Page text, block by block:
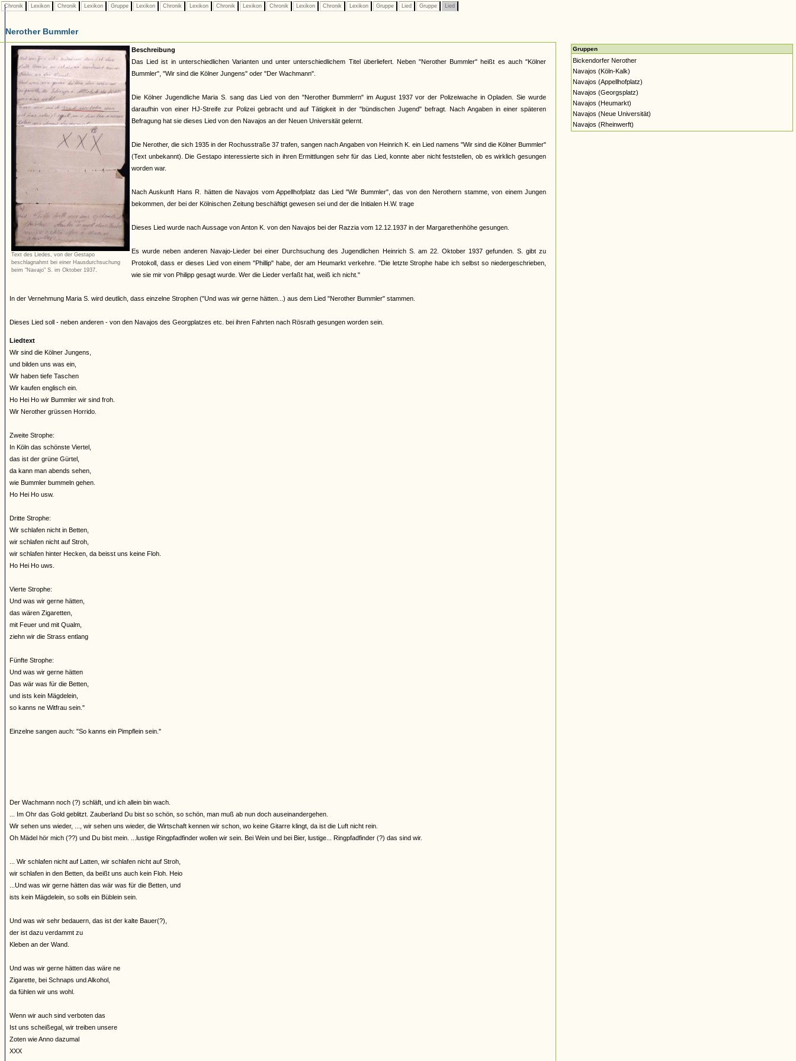
Chronik Lexikon Chronik Lexikon Gruppe Lexikon Chronik Lexikon Chronik Lexikon Chronik Lexikon Chronik Lexikon Gruppe Lied Gruppe Lied
Nerother Bummler
Text des Liedes, von der Gestapo
beschlagnahmt bei einer Hausdurchsuchung
beim "Navajo" S. im Oktober 1937.
Beschreibung
Das Lied ist in unterschiedlichen Varianten und unter unterschiedlichem Titel überliefert. Neben "Nerother Bummler" heißt es auch "Kölner
Bummler", "Wir sind die Kölner Jungens" oder "Der Wachmann".
Die Kölner Jugendliche Maria S. sang das Lied von den "Nerother Bummlern" im August 1937 vor der Polizeiwache in Opladen. Sie wurde
daraufhin von einer HJ-Streife zur Polizei gebracht und auf Tätigkeit in der "bündischen Jugend" befragt. Nach Angaben in einer späteren
Befragung hat sie dieses Lied von den Navajos an der Neuen Universität gelernt.
Die Nerother, die sich 1935 in der Rochusstraße 37 trafen, sangen nach Angaben von Heinrich K. ein Lied namens "Wir sind die Kölner Bummler"
(Text unbekannt). Die Gestapo interessierte sich in ihren Ermittlungen sehr für das Lied, konnte aber nicht feststellen, ob es wirklich gesungen
worden war.
Nach Auskunft Hans R. hätten die Navajos vom Appellhofplatz das Lied "Wir Bummler", das von den Nerothern stamme, von einem Jungen
bekommen, der bei der Kölnischen Zeitung beschäftigt gewesen sei und der die Initialen H.W. trage
Dieses Lied wurde nach Aussage von Anton K. von den Navajos bei der Razzia vom 12.12.1937 in der Margarethenhöhe gesungen.
Es wurde neben anderen Navajo-Lieder bei einer Durchsuchung des Jugendlichen Heinrich S. am 22. Oktober 1937 gefunden. S. gibt zu
Protokoll, dass er dieses Lied von einem "Phillip" habe, der am Heumarkt verkehre. "Die letzte Strophe habe ich selbst so niedergeschrieben,
wie sie mir von Philipp gesagt wurde. Wer die Lieder verfaßt hat, weiß ich nicht."
In der Vernehmung Maria S. wird deutlich, dass einzelne Strophen ("Und was wir gerne hätten...) aus dem Lied "Nerother Bummler" stammen.
Dieses Lied soll - neben anderen - von den Navajos des Georgplatzes etc. bei ihren Fahrten nach Rösrath gesungen worden sein.
Liedtext
Wir sind die Kölner Jungens,
und bilden uns was ein,
Wir haben tiefe Taschen
Wir kaufen englisch ein.
Ho Hei Ho wir Bummler wir sind froh.
Wir Nerother grüssen Horrido.
Zweite Strophe:
In Köln das schönste Viertel,
das ist der grüne Gürtel,
da kann man abends sehen,
wie Bummler bummeln gehen.
Ho Hei Ho usw.
Dritte Strophe:
Wir schlafen nicht in Betten,
wir schlafen nicht auf Stroh,
wir schlafen hinter Hecken, da beisst uns keine Floh.
Ho Hei Ho uws.
Vierte Strophe:
Und was wir gerne hätten,
das wären Zigaretten,
mit Feuer und mit Qualm,
ziehn wir die Strass entlang
Fünfte Strophe:
Und was wir gerne hätten
Das wär was für die Betten,
und ists kein Mägdelein,
so kanns ne Witfrau sein."
Einzelne sangen auch: "So kanns ein Pimpflein sein."
Der Wachmann noch (?) schläft, und ich allein bin wach.
... Im Ohr das Gold geblitzt. Zauberland Du bist so schön, so schön, man muß ab nun doch auseinandergehen.
Wir sehen uns wieder, ..., wir sehen uns wieder, die Wirtschaft kennen wir schon, wo keine Gitarre klingt, da ist die Luft nicht rein.
Oh Mädel hör mich (??) und Du bist mein. ...lustige Ringpfadfinder wollen wir sein. Bei Wein und bei Bier, lustige... Ringpfadfinder (?) das sind wir.
... Wir schlafen nicht auf Latten, wir schlafen nicht auf Stroh,
wir schlafen in den Betten, da beißt uns auch kein Floh. Heio
...Und was wir gerne hätten das wär was für die Betten, und
ists kein Mägdelein, so solls ein Büblein sein.
Und was wir sehr bedauern, das ist der kalte Bauer(?),
der ist dazu verdammt zu
Kleben an der Wand.
Und was wir gerne hätten das wäre ne
Zigarette, bei Schnaps und Alkohol,
da fühlen wir uns wohl.
Wenn wir auch sind verboten das
Ist uns scheißegal, wir treiben unsere
Zoten wie Anno dazumal
XXX
Gruppen
Bickendorfer Nerother
Navajos (Köln-Kalk)
Navajos (Appellhofplatz)
Navajos (Georgsplatz)
Navajos (Heumarkt)
Navajos (Neue Universität)
Navajos (Rheinwerft)